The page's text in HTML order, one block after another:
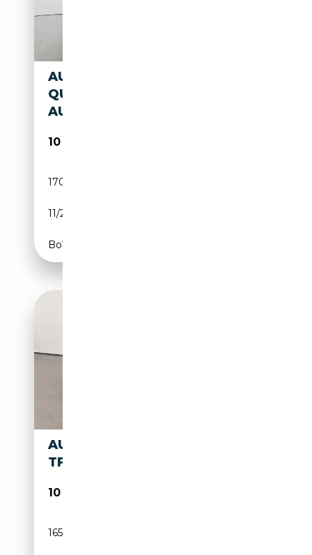
AUDI TT COUPE 3.2
QUATTRO/SH
AUDI/XENON/BOSE/NAVI/SHZ
10 490€
170 000 km
11/2006
Boîte automatique
AUDI TT ROADSTER 2.0
TFSI*S-LINE*
10 490€
165 000 km